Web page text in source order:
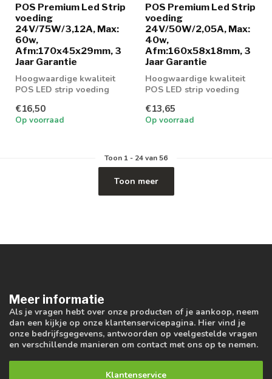
POS Premium Led Strip
voeding
24V/75W/3,12A, Max:
60w,
Afm:170x45x29mm, 3
Jaar Garantie
Hoogwaardige kwaliteit
POS LED strip voeding
€16,50
Op voorraad
POS Premium Led Strip
voeding
24V/50W/2,05A, Max:
40w,
Afm:160x58x18mm, 3
Jaar Garantie
Hoogwaardige kwaliteit
POS LED strip voeding
€13,65
Op voorraad
Toon 1- 24van 56
Toon meer
Meer informatie
Als je vragen hebt over onze producten of je aankoop, neem
dan een kijkje op onze klantenservicepagina. Hier vind je
onze bedrijfsgegevens, antwoorden op veelgestelde vragen
en verschillende manieren om contact met ons op te nemen.
Klantenservice